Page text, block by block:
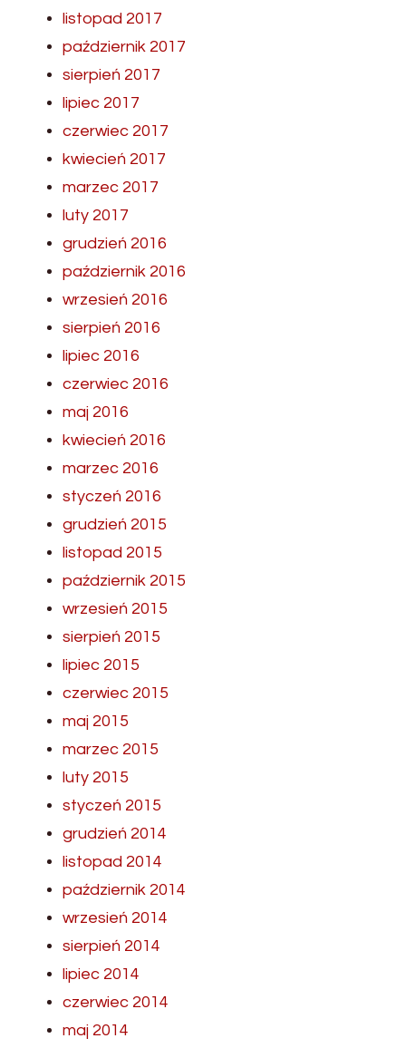
listopad 2017
październik 2017
sierpień 2017
lipiec 2017
czerwiec 2017
kwiecień 2017
marzec 2017
luty 2017
grudzień 2016
październik 2016
wrzesień 2016
sierpień 2016
lipiec 2016
czerwiec 2016
maj 2016
kwiecień 2016
marzec 2016
styczeń 2016
grudzień 2015
listopad 2015
październik 2015
wrzesień 2015
sierpień 2015
lipiec 2015
czerwiec 2015
maj 2015
marzec 2015
luty 2015
styczeń 2015
grudzień 2014
listopad 2014
październik 2014
wrzesień 2014
sierpień 2014
lipiec 2014
czerwiec 2014
maj 2014